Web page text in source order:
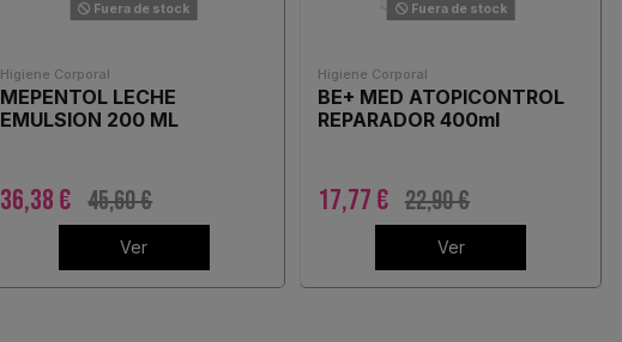
Fuera de stock
Higiene Corporal
MEPENTOL LECHE
EMULSION 200 ML
36,38 € 45,60 €
Ver
Fuera de stock
Higiene Corporal
BE+ MED ATOPICONTROL
REPARADOR 400ml
17,77 € 22,90 €
Ver